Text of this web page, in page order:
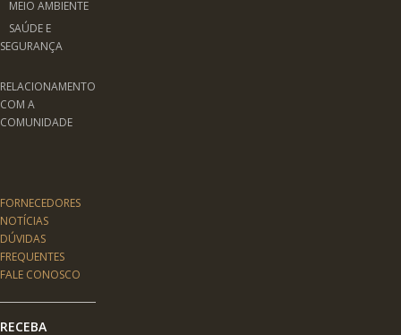
MEIO AMBIENTE
SAÚDE E
SEGURANÇA
RELACIONAMENTO
COM A
COMUNIDADE
FORNECEDORES
NOTÍCIAS
DÚVIDAS
FREQUENTES
FALE CONOSCO
RECEBA